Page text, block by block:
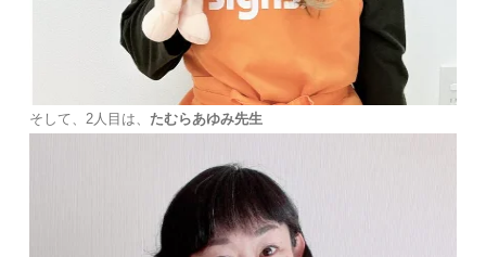
そして、2人目は、 たむらあゆみ先生